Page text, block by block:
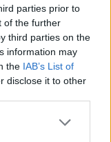
parties prior to
of the further
third parties on the
information may
the IAB’s List of
disclose it to other
Chiacchiera
| Video Edit